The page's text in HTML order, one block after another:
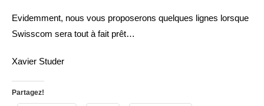
Evidemment, nous vous proposerons quelques lignes lorsque
Swisscom sera tout à fait prêt…
Xavier Studer
Partagez!